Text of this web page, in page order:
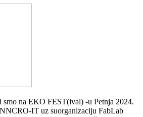
smo na EKO FEST(ival) -u Petnja 2024.
IT uz suorganizaciju FabLab